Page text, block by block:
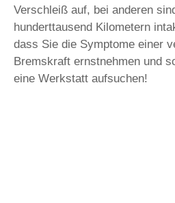
Verschleiß auf, bei anderen
hunderttausend Kilometern
dass Sie die Symptome einer
Bremskraft ernstnehmen und
eine Werkstatt aufsuchen!